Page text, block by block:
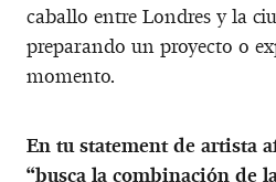
caballo entre Londres y la
preparando un proyecto o
momento.
En tu statement de artista
“busca la combinación de